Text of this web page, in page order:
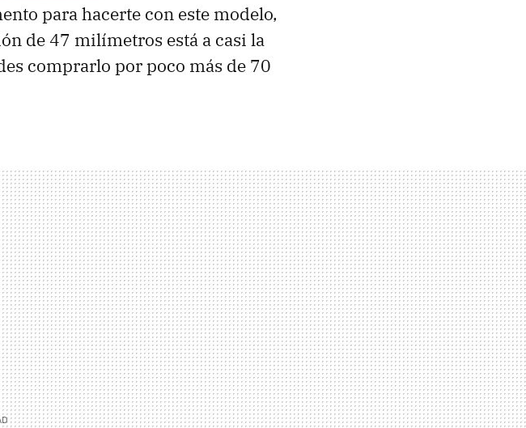
para hacerte con este modelo,
de 47 milímetros está a casi la
comprarlo por poco más de 70